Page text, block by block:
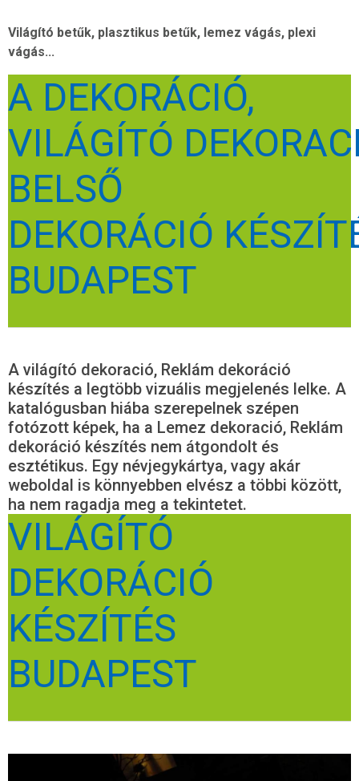
Világító betűk, plasztikus betűk, lemez vágás, plexi
vágás...
A DEKORÁCIÓ,
VILÁGÍTÓ
BELSŐ
DEKORÁCIÓ
BUDAPEST
A világító dekoració, Reklám dekoráció
készítés a legtöbb vizuális megjelenés lelke. A
katalógusban hiába szerepelnek szépen
fotózott képek, ha a Lemez dekoració, Reklám
dekoráció készítés nem átgondolt és
esztétikus. Egy névjegykártya, vagy akár
weboldal is könnyebben elvész a többi között,
ha nem ragadja meg a tekintetet.
VILÁGÍTÓ
DEKORÁCIÓ
KÉSZÍTÉS
BUDAPEST